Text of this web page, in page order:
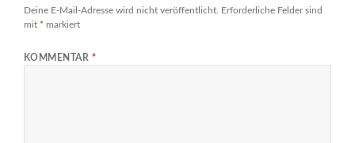
Deine E-Mail-Adresse wird nicht veröffentlicht. Erforderliche Felder sind
mit * markiert
KOMMENTAR *